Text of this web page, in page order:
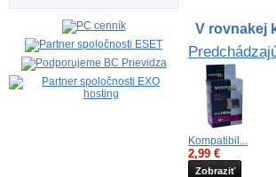
V rovnakej
Kompatibil...
2,99 €
Zobraziť